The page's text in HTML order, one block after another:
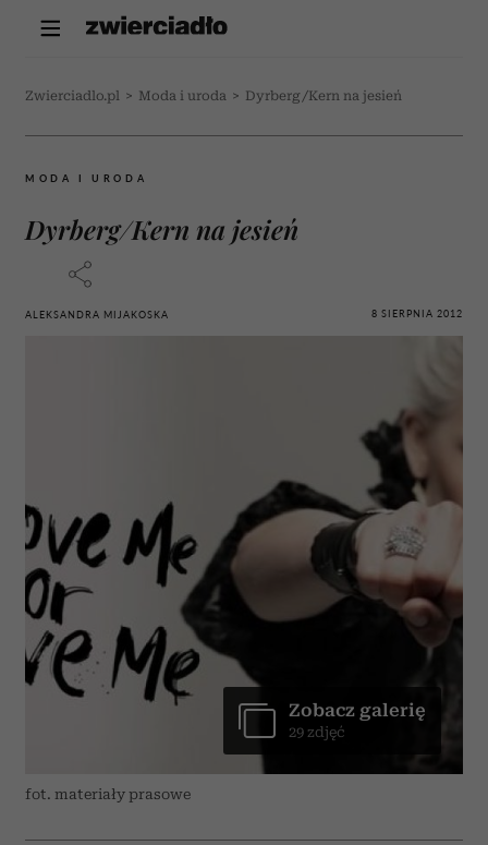
Zwierciadlo.pl > Moda i uroda > Dyrberg/Kern na jesień
MODA I URODA
Dyrberg/Kern na jesień
ALEKSANDRA MIJAKOSKA 8 SIERPNIA 2012
fot. materiały prasowe
Zobacz galerię
29 zdjęć